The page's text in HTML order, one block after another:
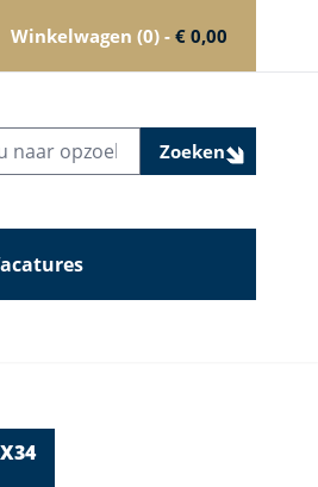
Winkelwagen 0 - € 0,00
Zoeken